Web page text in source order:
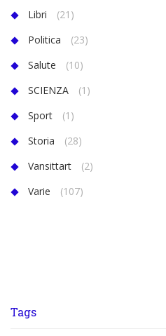
Libri
(21)
Politica
(23)
Salute
(10)
SCIENZA
(1)
Sport
(1)
Storia
(28)
Vansittart
(2)
Varie
(107)
Tags